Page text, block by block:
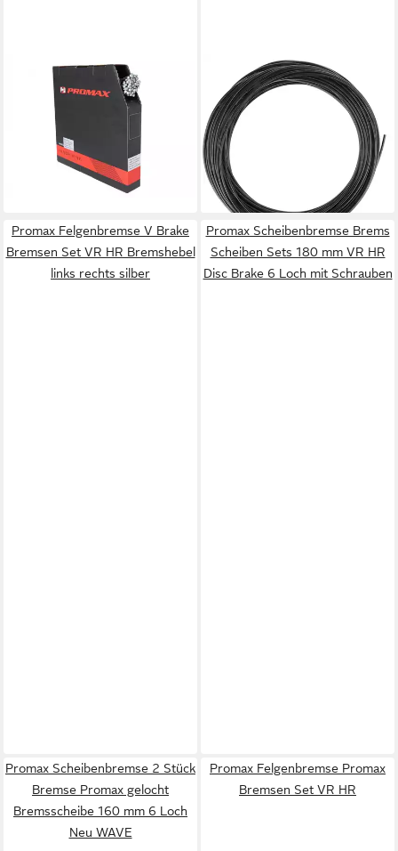
PROMAX
Felgenbremse Promax
Brems-Innenkabel mit
Quernippel Nirosta
2000x1,5mm 100 Stück
ab 89,73 €
lieferbar - in 6-7 Werktagen bei dir
PROMAX
Scheibenbremse Promax
Hydraulikleitung 2,2mm für
alle Hydraulik-Bremsen 30m
ab 112,41 €
lieferbar - in 6-7 Werktagen bei dir
Promax Felgenbremse V Brake
Bremsen Set VR HR Bremshebel
links rechts silber
Promax Scheibenbremse Brems
Scheiben Sets 180 mm VR HR
Disc Brake 6 Loch mit Schrauben
Promax Scheibenbremse 2 Stück
Bremse Promax gelocht
Bremsscheibe 160 mm 6 Loch
Neu WAVE
Promax Felgenbremse Promax
Bremsen Set VR HR